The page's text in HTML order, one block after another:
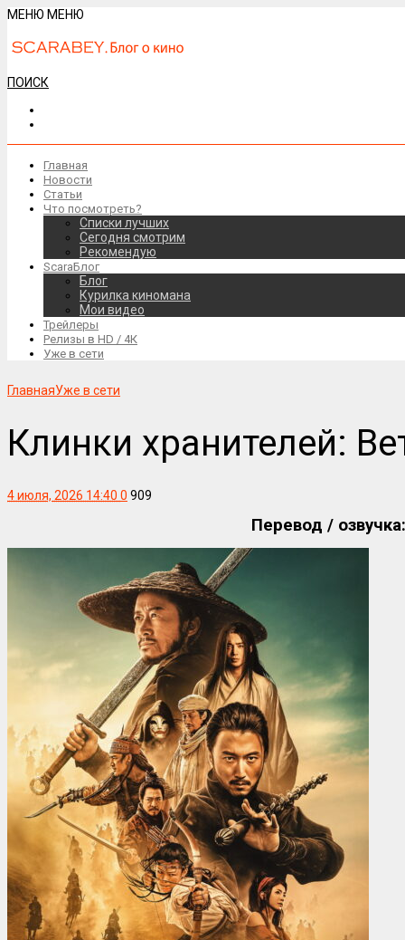
МЕНЮ МЕНЮ
ПОИСК
Главная
Новости
Статьи
Что посмотреть?
Списки лучших
Сегодня смотрим
Рекомендую
ScaraБлог
Блог
Курилка киномана
Мои видео
Трейлеры
Релизы в HD / 4К
Уже в сети
ГлавнаяУже в сети
Клинки хранителей:
4 июля, 2026 14:40 0 909
Перевод /